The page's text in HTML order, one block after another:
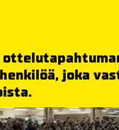
joka